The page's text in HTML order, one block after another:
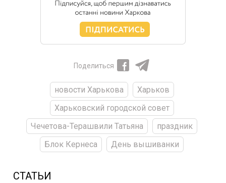
Поделиться
новости Харькова
Харьков
Харьковский городской совет
Чечетова-Терашвили Татьяна
праздник
Блок Кернеса
День вышиванки
СТАТЬИ